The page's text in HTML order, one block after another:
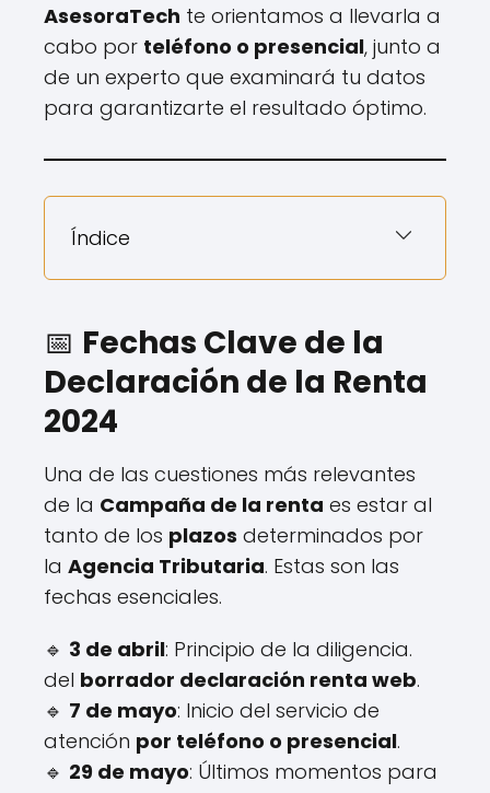
AsesoraTech te orientamos a llevarla a
cabo por teléfono o presencial, junto a
de un experto que examinará tu datos
para garantizarte el resultado óptimo.
Índice
📅 Fechas Clave de la
Declaración de la Renta
2024
Una de las cuestiones más relevantes
de la Campaña de la renta es estar al
tanto de los plazos determinados por
la Agencia Tributaria. Estas son las
fechas esenciales.
🔹 3 de abril: Principio de la diligencia.
del borrador declaración renta web.
🔹 7 de mayo: Inicio del servicio de
atención por teléfono o presencial.
🔹 29 de mayo: Últimos momentos para